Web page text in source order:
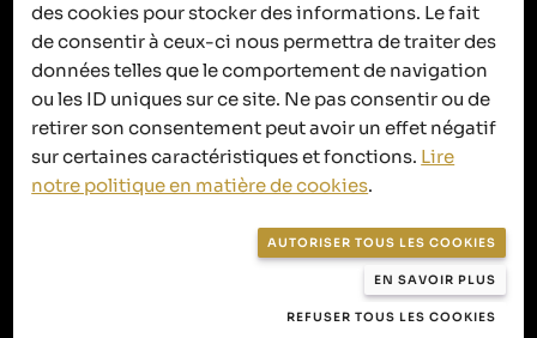
C’est ici que
ça se passe
Politique de confidentialité
Politique en matière de cookies
Conditions générales de vente
des cookies pour stocker des informations. Le fait
de consentir à ceux-ci nous permettra de traiter des
données telles que le comportement de navigation
ou les ID uniques sur ce site. Ne pas consentir ou de
retirer son consentement peut avoir un effet négatif
sur certaines caractéristiques et fonctions. Lire
notre politique en matière de cookies.
AUTORISER TOUS LES COOKIES
EN SAVOIR PLUS
REFUSER TOUS LES COOKIES